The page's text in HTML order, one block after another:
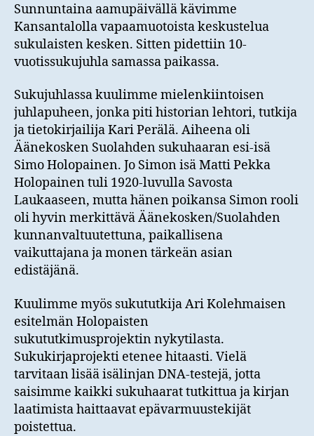
Sunnuntaina aamupäivällä kävimme
Kansantalolla vapaamuotoista keskustelua
sukulaisten kesken. Sitten pidettiin 10-
vuotissukujuhla samassa paikassa.
Sukujuhlassa kuulimme mielenkiintoisen
juhlapuheen, jonka piti historian lehtori, tutkija
ja tietokirjailija Kari Perälä. Aiheena oli
Äänekosken Suolahden sukuhaaran esi-isä
Simo Holopainen. Jo Simon isä Matti Pekka
Holopainen tuli 1920-luvulla Savosta
Laukaaseen, mutta hänen poikansa Simon rooli
oli hyvin merkittävä Äänekosken/Suolahden
kunnanvaltuutettuna, paikallisena
vaikuttajana ja monen tärkeän asian
edistäjänä.
Kuulimme myös sukututkija Ari Kolehmaisen
esitelmän Holopaisten
sukututkimusprojektin nykytilasta.
Sukukirjaprojekti etenee hitaasti. Vielä
tarvitaan lisää isälinjan DNA-testejä, jotta
saisimme kaikki sukuhaarat tutkittua ja kirjan
laatimista haittaavat epävarmuustekijät
poistettua.